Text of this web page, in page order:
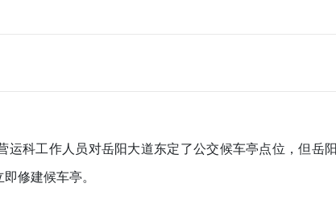
运科工作人员对岳阳大道东定了公交候车亭点位，但岳
修建候车亭。